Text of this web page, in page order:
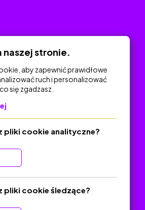
dydaktycznych
naszej stronie.
aby zapewnić prawidłowe
ruch i personalizować
się zgadzasz.
pliki cookie analityczne?
pliki cookie śledzące?